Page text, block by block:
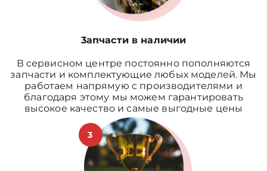
3апчасти в наличии
В сервисном центре постоянно пополняются
запчасти и комплектующие любых моделей. Мы
работаем напрямую с производителями и
благодаря этому мы можем гарантировать
высокое качество и самые выгодные цены
3